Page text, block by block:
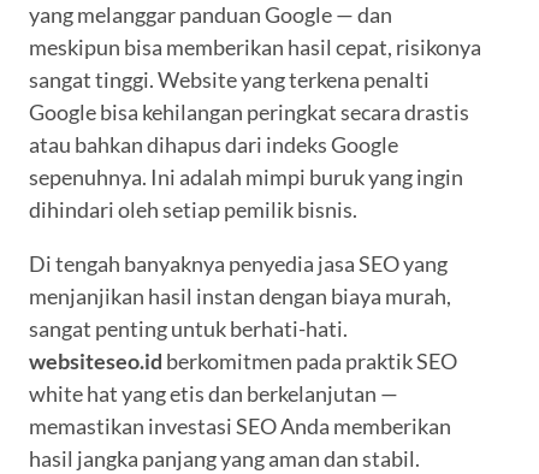
yang melanggar panduan Google — dan
meskipun bisa memberikan hasil cepat, risikonya
sangat tinggi. Website yang terkena penalti
Google bisa kehilangan peringkat secara drastis
atau bahkan dihapus dari indeks Google
sepenuhnya. Ini adalah mimpi buruk yang ingin
dihindari oleh setiap pemilik bisnis.
Di tengah banyaknya penyedia jasa SEO yang
menjanjikan hasil instan dengan biaya murah,
sangat penting untuk berhati-hati.
websiteseo.id berkomitmen pada praktik SEO
white hat yang etis dan berkelanjutan —
memastikan investasi SEO Anda memberikan
hasil jangka panjang yang aman dan stabil.